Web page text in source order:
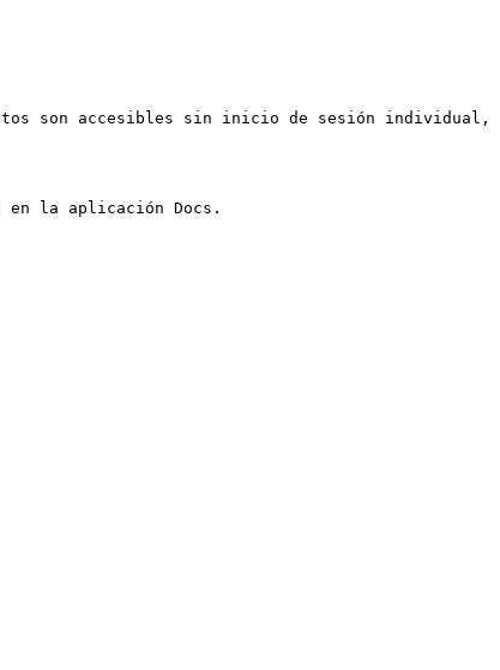
son accesibles sin inicio de sesión individual,